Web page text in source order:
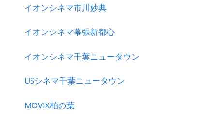
イオンシネマ市川妙典
イオンシネマ幕張新都心
イオンシネマ千葉ニュータウン
USシネマ千葉ニュータウン
MOVIX柏の葉